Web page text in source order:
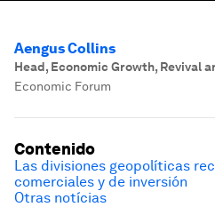
Aengus Collins
Head, Economic Growth, Revival
Economic Forum
Contenido
Las divisiones geopolíticas
comerciales y de inversión
Otras notícias